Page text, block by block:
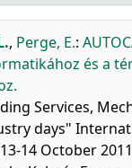
, Perge, E.:
és a
Services,
days"
14 October